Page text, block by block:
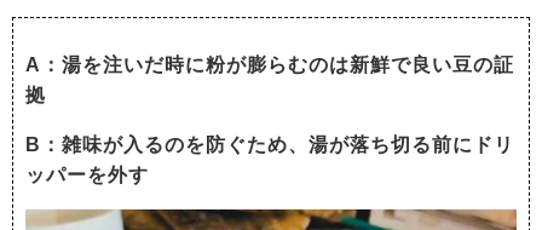
A：湯を注いだ時に粉が膨らむのは新鮮で良い豆の証
拠
B：雑味が入るのを防ぐため、湯が落ち切る前にドリ
ッパーを外す